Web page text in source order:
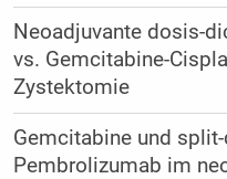
​Neoadjuvante dosis-
vs. Gemcitabine-
Zystektomie
Gemcitabine und
Pembrolizumab im